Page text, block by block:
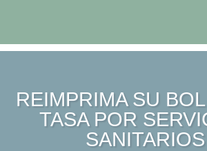
REIMPRIMA SU
TASA POR
SANITARIOS